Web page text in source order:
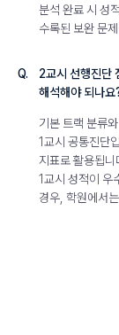
분석 완료 시 성
수록된 보완 문
Q.
2교시 선행진단
해석해야 되나요
기본 트랙 분류
1교시 공통진단
지표로 활용됩니
1교시 성적이 우
경우, 학원에서